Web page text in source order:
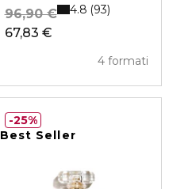
67,83 €
96,90 €
4 formati
4.8 93
Best Seller
25%